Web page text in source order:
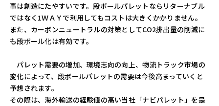
事は創造にたやすいです。段ボールパレットならリターナブル
ではなく1ＷＡＹで利用してもコストは大きくかかりません。
また、カーボンニュートラルの対策としてCO2排出量の削減に
も段ボール化は有効です。
パレット需要の増加、環境志向の向上、物流トラック市場の
変化によって、段ボールパレットの需要は今後高まっていくと
予想されます。
その際は、海外輸送の経験値の高い当社「ナビパレット」を是